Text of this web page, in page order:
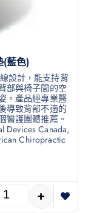
(藍色)
設計，能支持背
部與椅子間的空
。產品經專業醫
導致背部不適的
醫護團體推薦。
Devices Canada,
Chiropractic
+